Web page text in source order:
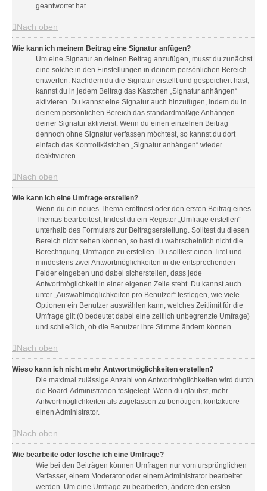
geantwortet hat.
Nach oben
Wie kann ich meinem Beitrag eine Signatur anfügen?
Um eine Signatur an deinen Beitrag anzufügen, musst du zunächst
eine solche in den Einstellungen in deinem persönlichen Bereich
entwerfen. Nachdem du die Signatur erstellt und gespeichert hast,
kannst du in jedem Beitrag das Kästchen „Signatur anhängen“
aktivieren. Du kannst eine Signatur auch hinzufügen, indem du in
deinem persönlichen Bereich das standardmäßige Anhängen
deiner Signatur aktivierst. Wenn du einen einzelnen Beitrag
dennoch ohne Signatur verfassen möchtest, so kannst du dort
einfach das Kontrollkästchen „Signatur anhängen“ wieder
deaktivieren.
Nach oben
Wie kann ich eine Umfrage erstellen?
Wenn du ein neues Thema eröffnest oder den ersten Beitrag eines
Themas bearbeitest, findest du ein Register „Umfrage erstellen“
unterhalb des Formulars zur Beitragserstellung. Solltest du diesen
Bereich nicht sehen können, so hast du wahrscheinlich nicht die
Berechtigung, Umfragen zu erstellen. Du solltest einen Titel und
mindestens zwei Antwortmöglichkeiten in die entsprechenden
Felder eingeben und dabei sicherstellen, dass jede
Antwortmöglichkeit in einer eigenen Zeile steht. Du kannst auch
unter „Auswahlmöglichkeiten pro Benutzer“ festlegen, wie viele
Optionen ein Benutzer auswählen kann, welches Zeitlimit für die
Umfrage gilt (0 bedeutet dabei eine zeitlich unbegrenzte Umfrage)
und schließlich, ob die Benutzer ihre Stimme ändern können.
Nach oben
Wieso kann ich nicht mehr Antwortmöglichkeiten erstellen?
Die maximal zulässige Anzahl von Antwortmöglichkeiten wird durch
die Board-Administration festgelegt. Wenn du glaubst, mehr
Antwortmöglichkeiten als zugelassen zu benötigen, kontaktiere
einen Administrator.
Nach oben
Wie bearbeite oder lösche ich eine Umfrage?
Wie bei den Beiträgen können Umfragen nur vom ursprünglichen
Verfasser, einem Moderator oder einem Administrator bearbeitet
werden. Um eine Umfrage zu bearbeiten, ändere den ersten